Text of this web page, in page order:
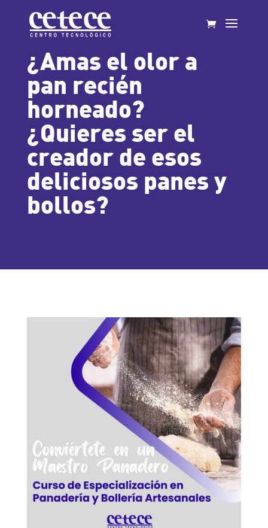
¿Amas el olor a
pan recién
horneado?
¿Quieres ser el
creador de esos
deliciosos panes y
bollos?